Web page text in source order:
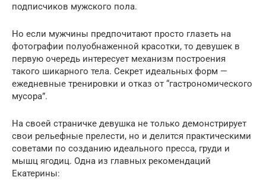
подписчиков мужского пола.
Но если мужчины предпочитают просто глазеть на
фотографии полуобнаженной красотки, то девушек в
первую очередь интересует механизм построения
такого шикарного тела. Секрет идеальных форм —
ежедневные тренировки и отказ от “гастрономического
мусора”.
На своей страничке девушка не только демонстрирует
свои рельефные прелести, но и делится практическими
советами по созданию идеального пресса, груди и
мышц ягодиц. Одна из главных рекомендаций
Екатерины: